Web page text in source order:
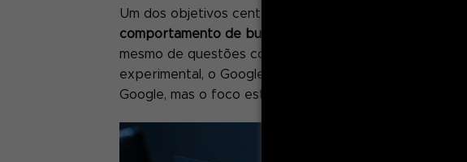
Um dos objetivos centrais do Google com o
comportamento de busca dos usuários
, dessa
mesmo de questões com contextos e nuances mais
experimental, o Google ainda não revelou como
Google, mas o foco está em fornecer respostas novas